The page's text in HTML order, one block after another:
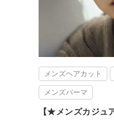
メンズヘアカット
メンズパーマ
【★メンズカジュ